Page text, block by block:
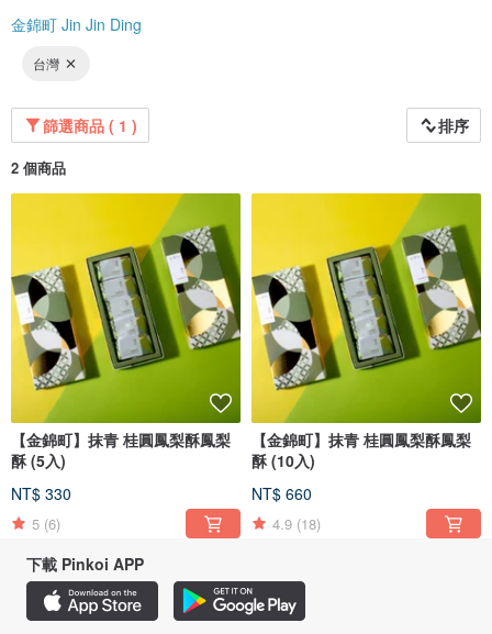
金錦町 Jin Jin Ding
台灣
篩選商品 ( 1 ) 排序
2 個商品
【金錦町】抹青 桂圓鳳梨酥鳳梨
酥 (5入)
NT$ 330
5 (6)
【金錦町】抹青 桂圓鳳梨酥鳳梨
酥 (10入)
NT$ 660
4.9 (18)
下載 Pinkoi APP